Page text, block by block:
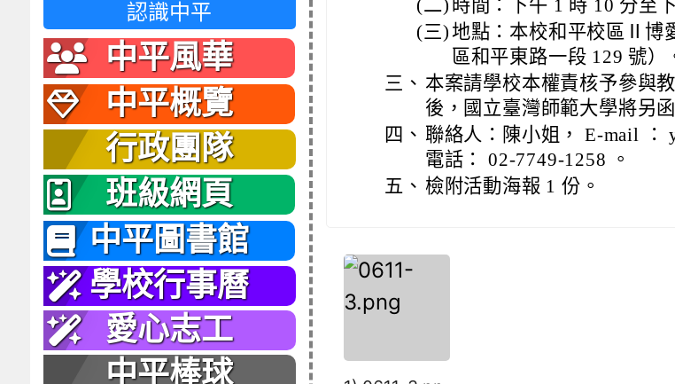
(二) 時間：下午 1 時 10 分至
(三)地點：本校和平校區Ⅱ博
區和平東路一段 129 號）
三、 本案請學校本權責核予參與
後，國立臺灣師範大學將另
四、 聯絡人：陳小姐， E-mail ：
電話： 02-7749-1258 。
五、 檢附活動海報 1 份。
認識中平
中平風華
中平概覽
行政團隊
班級網頁
中平圖書館
學校行事曆
愛心志工
中平棒球